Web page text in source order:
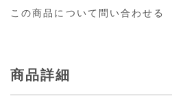
この商品について問い合わせる
商品詳細